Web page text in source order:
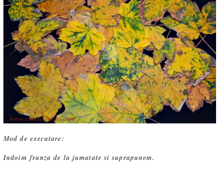
Mod de executare:
Indoim frunza de la jumatate si suprapunem.